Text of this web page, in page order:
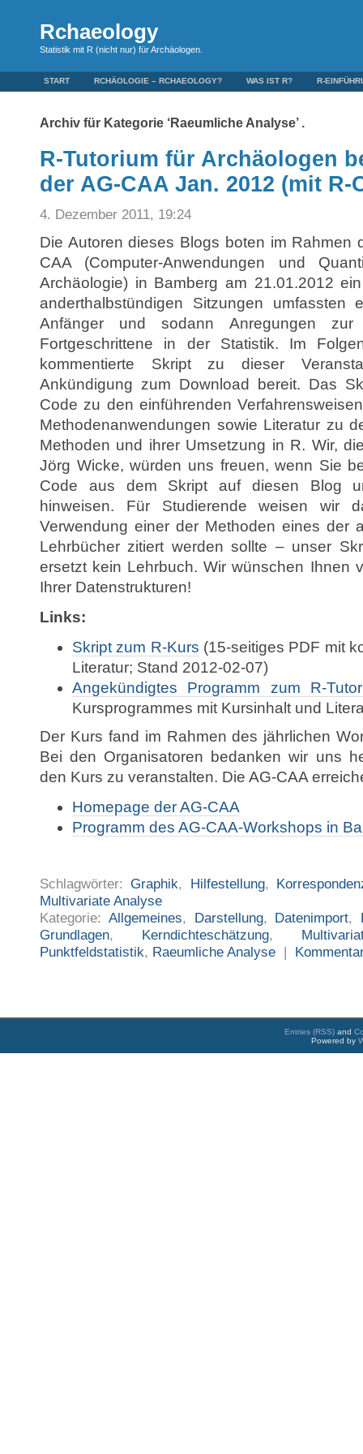
Rchaeology
Statistik mit R (nicht nur) für Archäologen.
START RCHÄOLOGIE – RCHAEOLOGY? WAS IST R? R-
Archiv für Kategorie ‘Raeumliche Analyse’ .
R-Tutorium für Archäologen
der AG-CAA Jan. 2012 (mit R-
4. Dezember 2011, 19:24
Die Autoren dieses Blogs boten im Rahmen
CAA (Computer-Anwendungen und
Archäologie) in Bamberg am 21.01.2012
anderthalbstündigen Sitzungen umfassten
Anfänger und sodann Anregungen
Fortgeschrittene in der Statistik. Im
kommentierte Skript zu dieser
Ankündigung zum Download bereit. Das
Code zu den einführenden
Methodenanwendungen sowie Literatur zu
Methoden und ihrer Umsetzung in R. Wir,
Jörg Wicke, würden uns freuen, wenn Sie
Code aus dem Skript auf diesen Blog
hinweisen. Für Studierende weisen wir
Verwendung einer der Methoden eines der
Lehrbücher zitiert werden sollte – unser
ersetzt kein Lehrbuch. Wir wünschen Ihnen
Ihrer Datenstrukturen!
Links:
Skript zum R-Kurs (15-seitiges PDF mit
Literatur; Stand 2012-02-07)
Angekündigtes Programm zum R-
Kursprogrammes mit Kursinhalt und
Der Kurs fand im Rahmen des jährlichen
Bei den Organisatoren bedanken wir uns
den Kurs zu veranstalten. Die AG-CAA
Homepage der AG-CAA
Programm des AG-CAA-Workshops in
Schlagwörter:Graphik, Hilfestellung,
Multivariate Analyse
Kategorie: Allgemeines, Darstellung, Datenimport,
Grundlagen, Kerndichteschätzung,
Punktfeldstatistik, Raeumliche Analyse |
Entries (RSS) and
Powered by